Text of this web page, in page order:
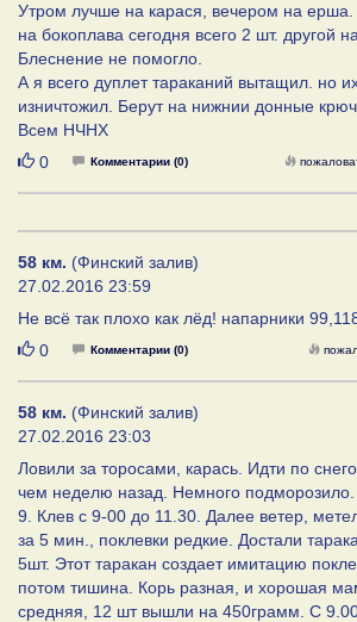
Утром лучше на карася, вечером на ерша.
на бокоплава сегодня всего 2 шт. другой
Блеснение не помогло.
А я всего дуплет тараканий вытащил. но
изничтожил. Берут на нижнии донные
Всем НЧНХ
Нравится
0 Комментарии (0)
58 км. (Финский залив)
27.02.2016 23:59
Не всё так плохо как лёд! напарники
Нравится
0 Комментарии (0)
58 км. (Финский залив)
27.02.2016 23:03
Ловили за торосами, карась. Идти по
чем неделю назад. Немного
9. Клев с 9-00 до 11.30. Далее ветер,
за 5 мин., поклевки редкие. Достали
5шт. Этот таракан создает имитацию
потом тишина. Корь разная, и хорошая
средняя, 12 шт вышли на 450грамм. С